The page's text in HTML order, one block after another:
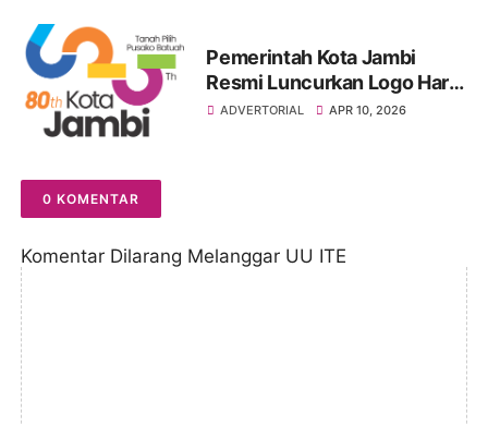
Pemerintah Kota Jambi
Resmi Luncurkan Logo Hari
Jadi ke-625 Tanah Pilih
ADVERTORIAL APR 10, 2026
0 KOMENTAR
Komentar Dilarang Melanggar UU ITE